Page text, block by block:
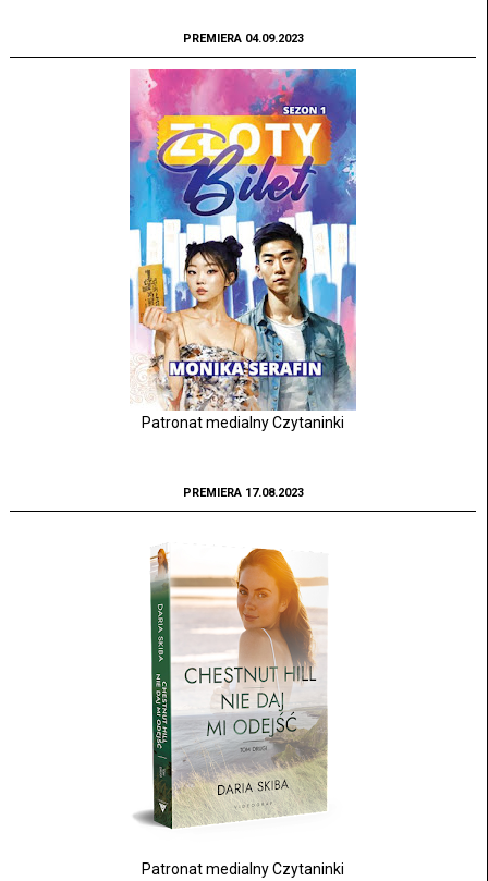
PREMIERA 04.09.2023
Patronat medialny Czytaninki
PREMIERA 17.08.2023
Patronat medialny Czytaninki